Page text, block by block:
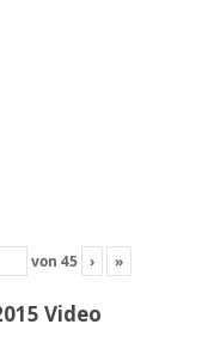
von 45 › »
Video